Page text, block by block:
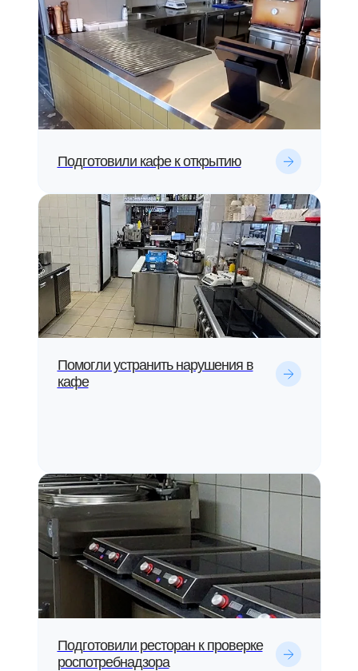
Подготовили кафе к открытию
Помогли устранить нарушения в
кафе
Подготовили ресторан к проверке
роспотребнадзора